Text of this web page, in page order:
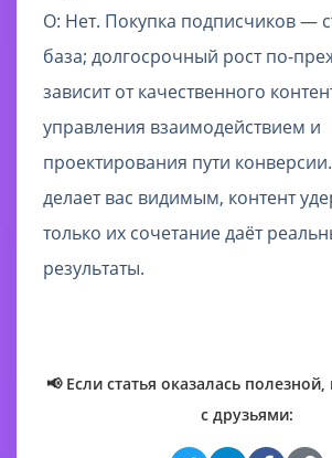
О: Нет. Покупка подписчиков —
база; долгосрочный рост по-
зависит от качественного
управления взаимодействием и
проектирования пути
делает вас видимым, контент
только их сочетание даёт
результаты.
📢 Если статья оказалась
с друзьями: